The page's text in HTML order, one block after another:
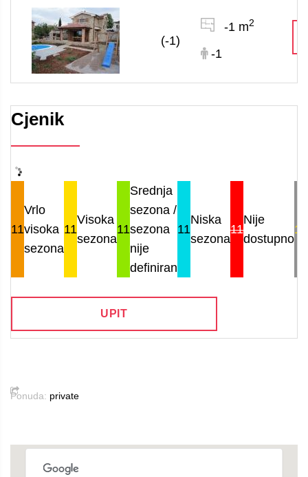
(-1)
-1 m2
-1
Cjenik
11
Vrlo
visoka
sezona
11
Visoka
sezona
11
Srednja
sezona /
sezona
nije
definiran
11
Niska
sezona
11
Nije
dostupno
11
UPIT
Ponuda: private